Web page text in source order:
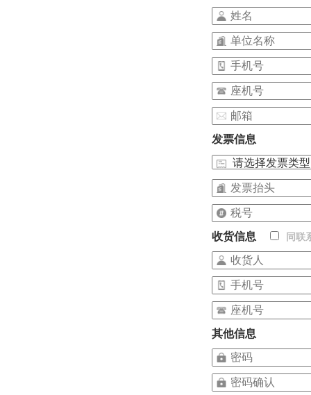
发票信息
收货信息 同联
其他信息